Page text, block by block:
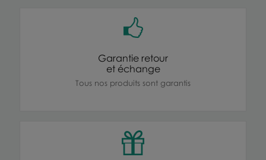
Garantie retour
et échange
Tous nos produits sont garantis